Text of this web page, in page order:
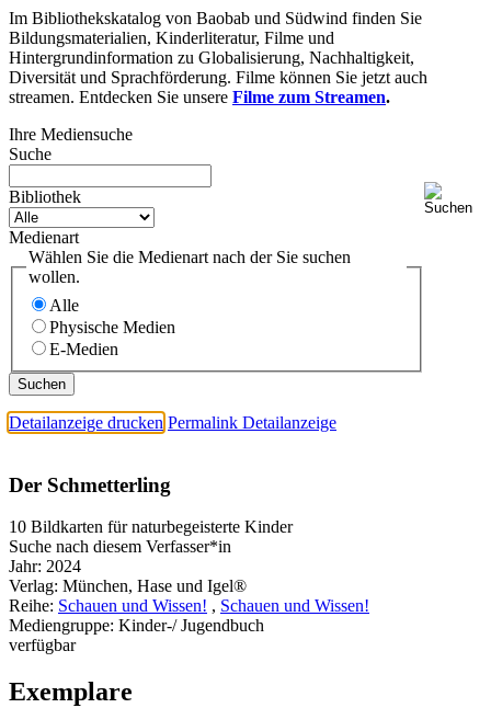
Im Bibliothekskatalog von Baobab und Südwind finden Sie
Bildungsmaterialien, Kinderliteratur, Filme und
Hintergrundinformation zu Globalisierung, Nachhaltigkeit,
Diversität und Sprachförderung. Filme können Sie jetzt auch
streamen. Entdecken Sie unsere Filme zum Streamen.
Ihre Mediensuche
Suche
Bibliothek
Medienart
Wählen Sie die Medienart nach der Sie suchen
wollen.
Alle
Physische Medien
E-Medien
Detailanzeige drucken Permalink Detailanzeige
Der Schmetterling
10 Bildkarten für naturbegeisterte Kinder
Suche nach diesem Verfasser*in
Jahr: 2024
Verlag: München, Hase und Igel®
Reihe: Schauen und Wissen! , Schauen und Wissen!
Mediengruppe: Kinder-/ Jugendbuch
verfügbar
Exemplare